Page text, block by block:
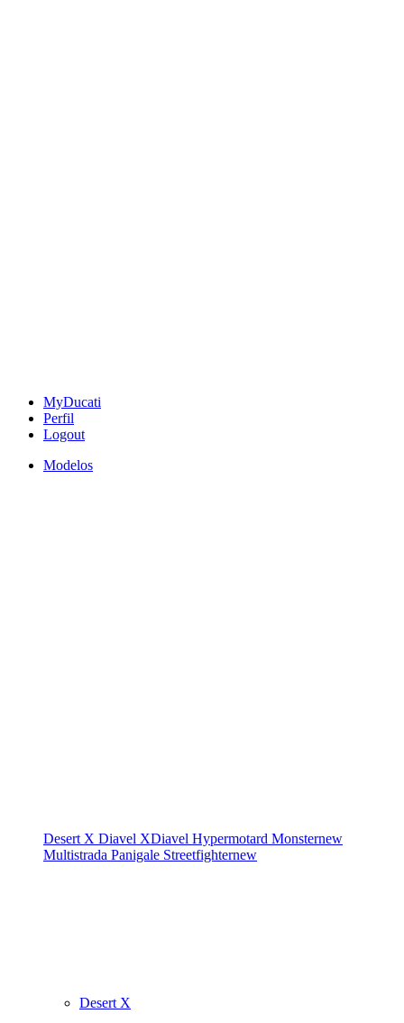
MyDucati
Perfil
Logout
Modelos
Desert X Diavel XDiavel Hypermotard Monsternew
Multistrada Panigale Streetfighternew
Desert X